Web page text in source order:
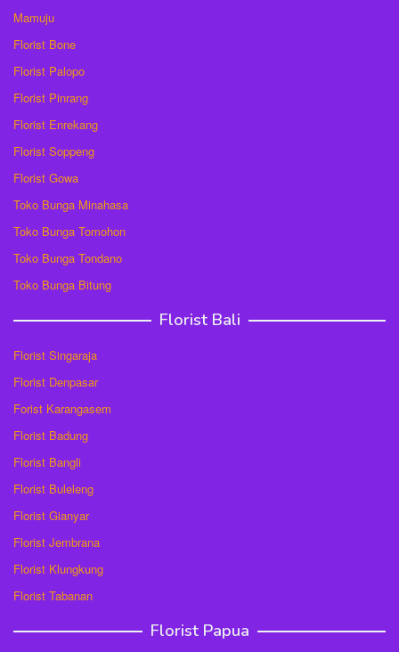
Mamuju
Florist Bone
Florist Palopo
Florist Pinrang
Florist Enrekang
Florist Soppeng
Florist Gowa
Toko Bunga Minahasa
Toko Bunga Tomohon
Toko Bunga Tondano
Toko Bunga Bitung
Florist Bali
Florist Singaraja
Florist Denpasar
Forist Karangasem
Florist Badung
Florist Bangli
Florist Buleleng
Florist Gianyar
Florist Jembrana
Florist Klungkung
Florist Tabanan
Florist Papua